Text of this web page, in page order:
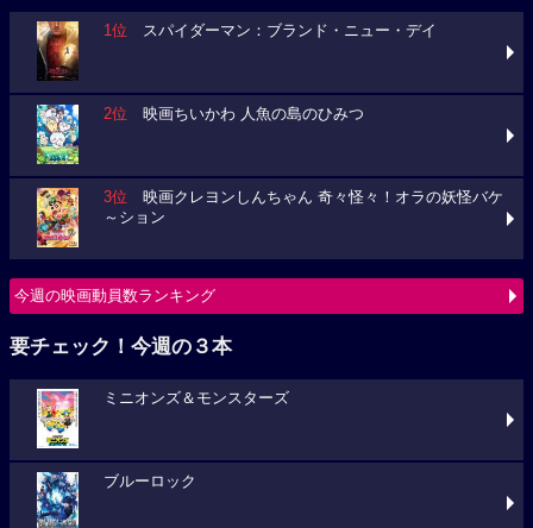
1位 スパイダーマン：ブランド・ニュー・デイ
2位 映画ちいかわ 人魚の島のひみつ
3位 映画クレヨンしんちゃん 奇々怪々！オラの妖怪バケ
～ション
今週の映画動員数ランキング
要チェック！今週の３本
ミニオンズ＆モンスターズ
ブルーロック